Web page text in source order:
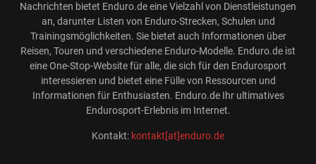
Nachrichten bietet Enduro.de eine Vielzahl von Dienstleistungen
an, darunter Listen von Enduro-Strecken, Schulen und
Trainingsmöglichkeiten. Sie bietet auch Informationen über
Reisen, Touren und verschiedene Enduro-Modelle. Enduro.de ist
eine One-Stop-Website für alle, die sich für den Endurosport
interessieren und bietet eine Fülle von Ressourcen und
Informationen für Enthusiasten. Enduro.de Ihr ultimatives
Endurosport-Erlebnis im Internet.
Kontakt: kontakt[at]enduro.de